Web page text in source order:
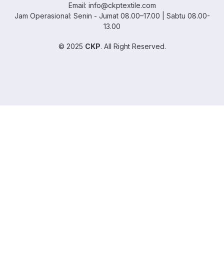
Email: info@ckptextile.com
Jam Operasional: Senin - Jumat 08.00–17.00 | Sabtu 08.00-
13.00
© 2025 CKP. All Right Reserved.